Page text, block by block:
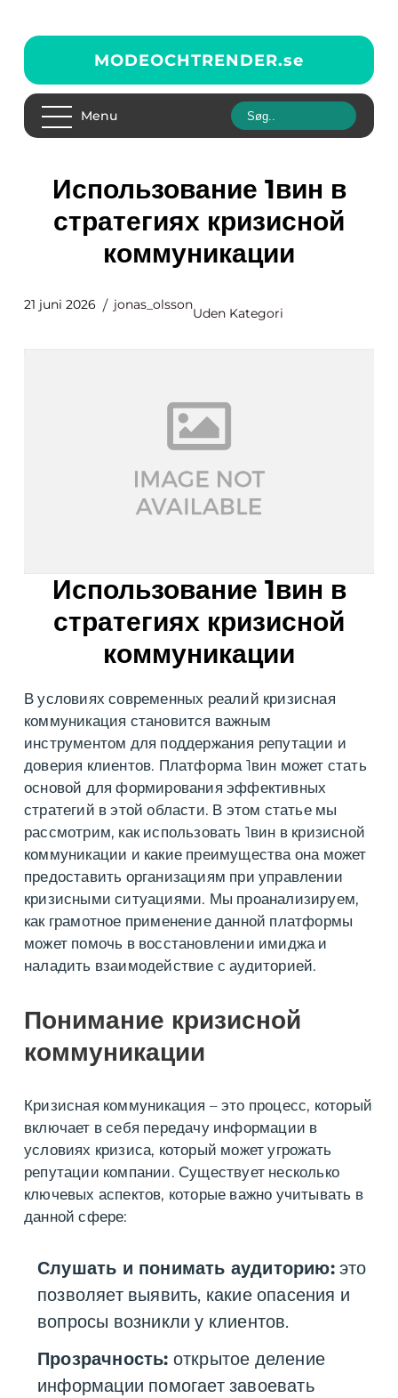
MODEOCHTRENDER.se
Menu
Использование 1вин в
стратегиях кризисной
коммуникации
21 juni 2026 jonas_olsson
Uden Kategori
Использование 1вин в
стратегиях кризисной
коммуникации
В условиях современных реалий кризисная
коммуникация становится важным
инструментом для поддержания репутации и
доверия клиентов. Платформа 1вин может стать
основой для формирования эффективных
стратегий в этой области. В этом статье мы
рассмотрим, как использовать 1вин в кризисной
коммуникации и какие преимущества она может
предоставить организациям при управлении
кризисными ситуациями. Мы проанализируем,
как грамотное применение данной платформы
может помочь в восстановлении имиджа и
наладить взаимодействие с аудиторией.
Понимание кризисной
коммуникации
Кризисная коммуникация – это процесс, который
включает в себя передачу информации в
условиях кризиса, который может угрожать
репутации компании. Существует несколько
ключевых аспектов, которые важно учитывать в
данной сфере:
Слушать и понимать аудиторию:это
позволяет выявить, какие опасения и
вопросы возникли у клиентов.
Прозрачность: открытое деление
информации помогает завоевать